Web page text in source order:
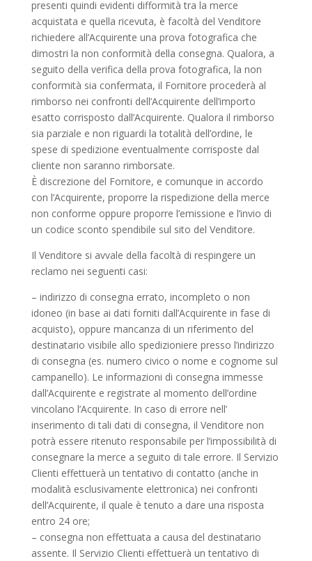
presenti quindi evidenti difformità tra la merce
acquistata e quella ricevuta, è facoltà del Venditore
richiedere all’Acquirente una prova fotografica che
dimostri la non conformità della consegna. Qualora, a
seguito della verifica della prova fotografica, la non
conformità sia confermata, il Fornitore procederà al
rimborso nei confronti dell’Acquirente dell’importo
esatto corrisposto dall’Acquirente. Qualora il rimborso
sia parziale e non riguardi la totalità dell’ordine, le
spese di spedizione eventualmente corrisposte dal
cliente non saranno rimborsate.
È discrezione del Fornitore, e comunque in accordo
con l’Acquirente, proporre la rispedizione della merce
non conforme oppure proporre l’emissione e l’invio di
un codice sconto spendibile sul sito del Venditore.
Il Venditore si avvale della facoltà di respingere un
reclamo nei seguenti casi:
– indirizzo di consegna errato, incompleto o non
idoneo (in base ai dati forniti dall’Acquirente in fase di
acquisto), oppure mancanza di un riferimento del
destinatario visibile allo spedizioniere presso l’indirizzo
di consegna (es. numero civico o nome e cognome sul
campanello). Le informazioni di consegna immesse
dall’Acquirente e registrate al momento dell’ordine
vincolano l’Acquirente. In caso di errore nell’
inserimento di tali dati di consegna, il Venditore non
potrà essere ritenuto responsabile per l’impossibilità di
consegnare la merce a seguito di tale errore. Il Servizio
Clienti effettuerà un tentativo di contatto (anche in
modalità esclusivamente elettronica) nei confronti
dell’Acquirente, il quale è tenuto a dare una risposta
entro 24 ore;
– consegna non effettuata a causa del destinatario
assente. Il Servizio Clienti effettuerà un tentativo di